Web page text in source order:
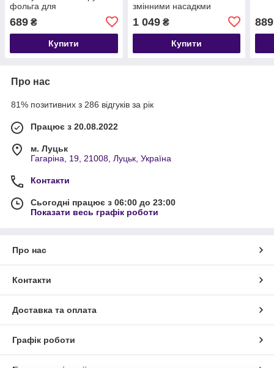
фольга для
689 ₴
Купити
змінними насадкми
1 049₴
Купити
889
Про нас
81% позитивних з 286 відгуків за рік
Працює з 20.08.2022
м. Луцьк
Гагаріна, 19, 21008, Луцьк, Україна
Контакти
Сьогодні працює з 06:00 до 23:00
Показати весь графік роботи
Про нас
Контакти
Доставка та оплата
Графік роботи